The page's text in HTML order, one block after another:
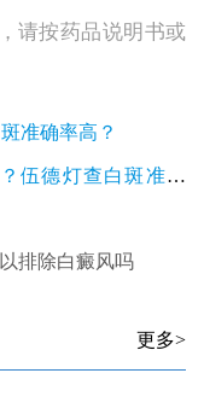
请按药品说明书或
准确率高？
伍德灯查白斑准确
更多>